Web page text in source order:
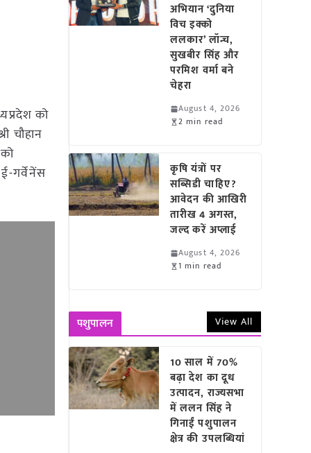
को
चौहान
गर्वेनेंस
अभियान ‘दुनिया
विच इक्को
ललकार’ लॉन्च,
सुखबीर सिंह और
परमिश वर्मा बने
चेहरा
August 4, 2026
2 min read
कृषि यंत्रों पर
सब्सिडी चाहिए?
आवेदन की आखिरी
तारीख 4 अगस्त,
जल्द करें अप्लाई
August 4, 2026
1 min read
पशुपालन View All
10 साल में 70%
बढ़ा देश का दूध
उत्पादन, राज्यसभा
में ललन सिंह ने
गिनाईं पशुपालन
क्षेत्र की उपलब्धियां